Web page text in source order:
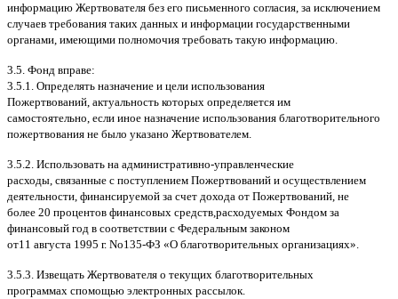
информацию Жертвователя без его письменного согласия, за исключением
случаев требования таких данных и информации государственными
органами, имеющими полномочия требовать такую информацию.
3.5. Фонд вправе:
3.5.1. Определять назначение и цели использования
Пожертвований, актуальность которых определяется им
самостоятельно, если иное назначение использования благотворительного
пожертвования не было указано Жертвователем.
3.5.2. Использовать на административно-управленческие
расходы, связанные с поступлением Пожертвований и осуществлением
деятельности, финансируемой за счет дохода от Пожертвований, не
более 20 процентов финансовых средств,расходуемых Фондом за
финансовый год в соответствии с Федеральным законом
от11 августа 1995 г. No135-ФЗ «О благотворительных организациях».
3.5.3. Извещать Жертвователя o текущих благотворительных
программах cпомощью электронных рассылок.